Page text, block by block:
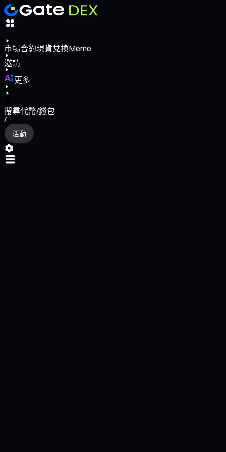
市場合約現貨兌換Meme
邀請
更多
搜尋代幣/錢包
/
活動